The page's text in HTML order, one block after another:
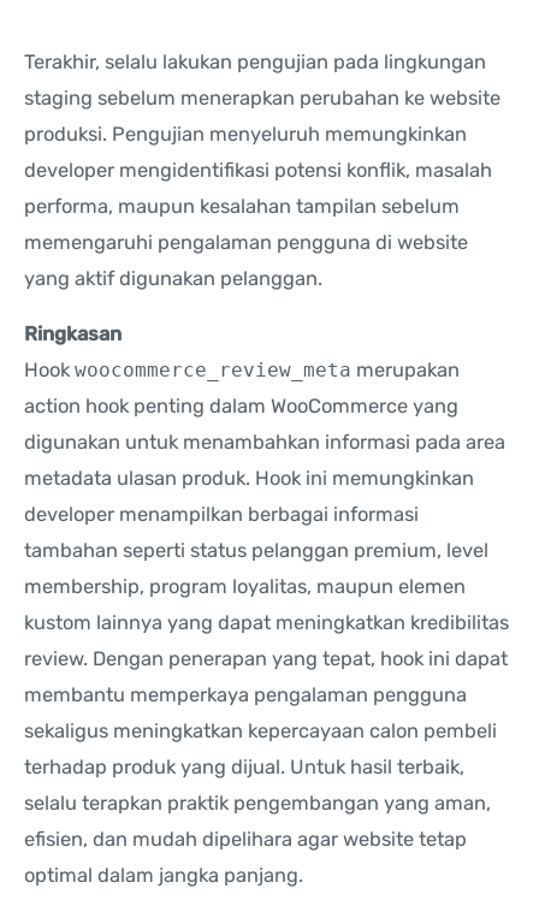
Terakhir, selalu lakukan pengujian pada lingkungan
staging sebelum menerapkan perubahan ke website
produksi. Pengujian menyeluruh memungkinkan
developer mengidentifikasi potensi konflik, masalah
performa, maupun kesalahan tampilan sebelum
memengaruhi pengalaman pengguna di website
yang aktif digunakan pelanggan.
Ringkasan
Hook woocommerce_review_meta merupakan
action hook penting dalam WooCommerce yang
digunakan untuk menambahkan informasi pada area
metadata ulasan produk. Hook ini memungkinkan
developer menampilkan berbagai informasi
tambahan seperti status pelanggan premium, level
membership, program loyalitas, maupun elemen
kustom lainnya yang dapat meningkatkan kredibilitas
review. Dengan penerapan yang tepat, hook ini dapat
membantu memperkaya pengalaman pengguna
sekaligus meningkatkan kepercayaan calon pembeli
terhadap produk yang dijual. Untuk hasil terbaik,
selalu terapkan praktik pengembangan yang aman,
efisien, dan mudah dipelihara agar website tetap
optimal dalam jangka panjang.